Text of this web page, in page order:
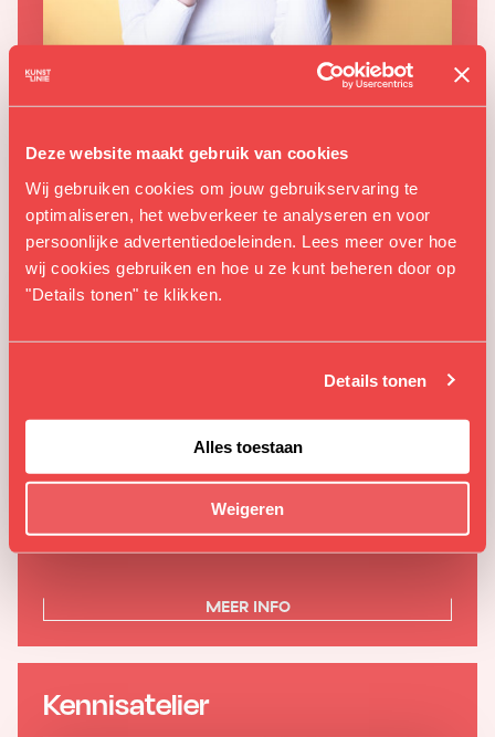
Deze website maakt gebruik van cookies
Wij gebruiken cookies om jouw gebruikservaring te
optimaliseren, het webverkeer te analyseren en voor
persoonlijke advertentiedoeleinden. Lees meer over hoe
wij cookies gebruiken en hoe u ze kunt beheren door op
"Details tonen" te klikken.
Details tonen
Alles toestaan
Weigeren
WAT BETEKENT ‘THUIS IN ALMERE’ VOOR
JOU?
DOE MEE!
Themamaand
MEER INFO
Kennisatelier